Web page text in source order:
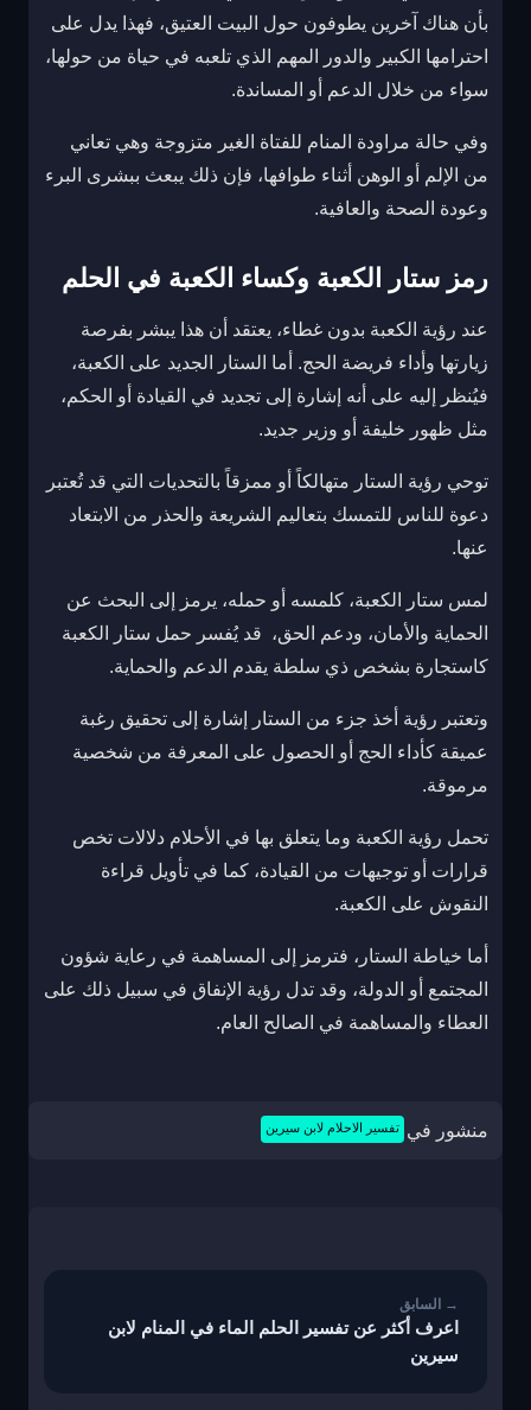
بأن هناك آخرين يطوفون حول البيت العتيق، فهذا يدل على
احترامها الكبير والدور المهم الذي تلعبه في حياة من حولها،
سواء من خلال الدعم أو المساندة.
وفي حالة مراودة المنام للفتاة الغير متزوجة وهي تعاني
من الإلم أو الوهن أثناء طوافها، فإن ذلك يبعث ببشرى البرء
وعودة الصحة والعافية.
رمز ستار الكعبة وكساء الكعبة في الحلم
عند رؤية الكعبة بدون غطاء، يعتقد أن هذا يبشر بفرصة
زيارتها وأداء فريضة الحج. أما الستار الجديد على الكعبة،
فيُنظر إليه على أنه إشارة إلى تجديد في القيادة أو الحكم،
مثل ظهور خليفة أو وزير جديد.
توحي رؤية الستار متهالكاً أو ممزقاً بالتحديات التي قد تُعتبر
دعوة للناس للتمسك بتعاليم الشريعة والحذر من الابتعاد
عنها.
لمس ستار الكعبة، كلمسه أو حمله، يرمز إلى البحث عن
الحماية والأمان، ودعم الحق، قد يُفسر حمل ستار الكعبة
كاستجارة بشخص ذي سلطة يقدم الدعم والحماية.
وتعتبر رؤية أخذ جزء من الستار إشارة إلى تحقيق رغبة
عميقة كأداء الحج أو الحصول على المعرفة من شخصية
مرموقة.
تحمل رؤية الكعبة وما يتعلق بها في الأحلام دلالات تخص
قرارات أو توجيهات من القيادة، كما في تأويل قراءة
النقوش على الكعبة.
أما خياطة الستار، فترمز إلى المساهمة في رعاية شؤون
المجتمع أو الدولة، وقد تدل رؤية الإنفاق في سبيل ذلك على
العطاء والمساهمة في الصالح العام.
منشور في تفسير الاحلام لابن سيرين
اعرف أكثر عن تفسير الحلم الماء في المنام لابن
سيرين